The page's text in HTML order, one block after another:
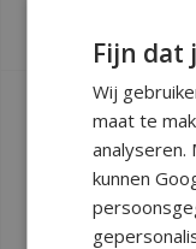
€499
Fijn dat
Wij
maat te
kunnen